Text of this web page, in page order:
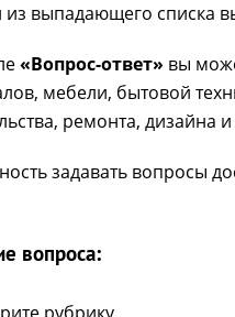
из выпадающего списка
«Вопрос-ответ» вы
мебели, бытовой
ремонта, дизайна
задавать вопросы
вопроса: